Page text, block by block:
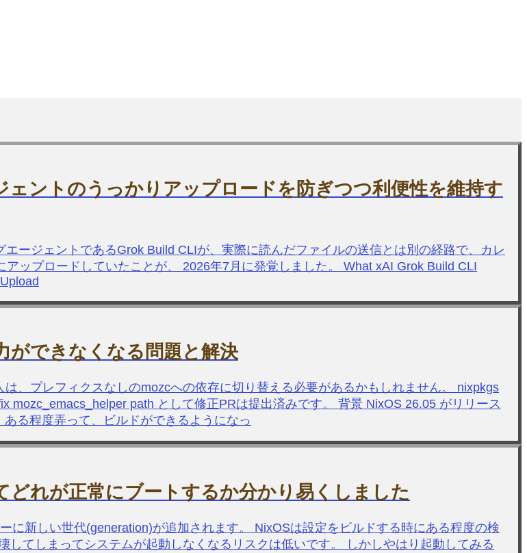
ントのうっかりアップロードを防ぎつつ利便性を維持す
ージェントであるGrok Build CLIが、実際に読んだファイルの送信とは別の経路で、カレ
ップロードしていたことが、 2026年7月に発覚しました。 What xAI Grok Build CLI
ができなくなる問題と解決
、プレフィクスなしのmozcへの依存に切り替える必要があるかもしれません。 nixpkgs
mozc_emacs_helper path として修正PRは提出済みです。 背景 NixOS 26.05 がリリース
る程度弄って、ビルドができるようになっ
れが正常にブートするか分かり易くしました
に新しい世代(generation)が追加されます。 NixOSは設定をビルドする時にある程度の検
てしまってシステムが起動しなくなるリスクは低いです。 しかしやはり起動してみる